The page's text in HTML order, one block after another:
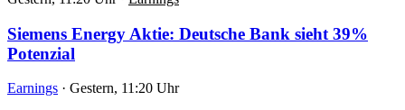
Siemens Energy Aktie: Deutsche Bank sieht 39%
Potenzial
Earnings · Gestern, 11:20 Uhr